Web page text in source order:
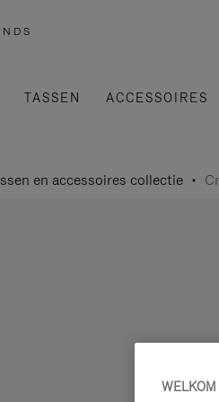
TASSEN ACCESSOIRES
en accessoires collectie